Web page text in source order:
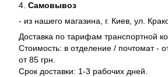
4. Самовывоз
- из нашего магазина, г. Киев, ул.
Доставка по тарифам транспортной
Стоимость: в отделение / почтомат -
от 85 грн.
Срок доставки: 1-3 рабочих дней.